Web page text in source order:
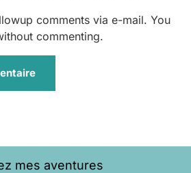
comments via e-mail. You
commenting.
mes aventures